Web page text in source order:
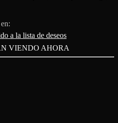
a la lista de deseos
VIENDO AHORA